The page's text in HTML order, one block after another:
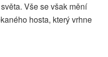
Vše se však mění
hosta, který vrhne